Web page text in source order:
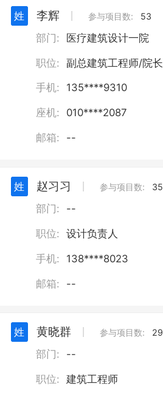
姓 李辉 参与项目数: 53
部门: 医疗建筑设计一院
职位: 副总建筑工程师/院长
手机: 135****9310
座机: 010****2087
邮箱: --
姓 赵习习 参与项目数: 35
部门: --
职位: 设计负责人
手机: 138****8023
邮箱: --
姓 黄晓群 参与项目数: 29
部门: --
职位: 建筑工程师